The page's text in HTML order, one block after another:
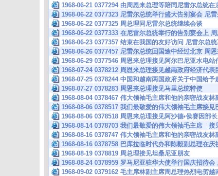
1968-06-21 0377294 由周恩来总理等陪同尼雷尔总统
1968-06-22 0377323 尼雷尔总统举行盛大告别宴会 尼
1968-06-22 0377325 周总理同尼雷尔总统继续会谈
1968-06-22 0377333 在尼雷尔总统举行的告别宴会上
1968-06-23 0377357 结束在我国的友好访问 尼雷尔总
1968-06-26 0377457 尼雷尔总统回国途中经过北京 周
1968-06-29 0377546 周恩来总理接见阿尔巴尼亚水电站
1968-07-24 0378212 周恩来总理接见越南政府经济代表
1968-07-25 0378244 中国和越南两国政府关于中国给
1968-07-27 0378283 周恩来总理接见马里总统特使
1968-08-04 0378467 伟大领袖毛主席和他的亲密战友
1968-08-06 0378517 我们最敬爱的伟大领袖毛主席接
1968-08-06 0378518 周恩来总理接见阿沙德•侯赛因部
1968-08-14 0378703 我们最敬爱的伟大领袖毛主席 接
1968-08-16 0378747 伟大领袖毛主席和他的亲密战友
1968-08-16 0378758 巴库拉临时代办和陈毅副总理在
1968-08-19 0378819 周总理接见坦桑尼亚朋友
1968-08-24 0378959 罗马尼亚驻华大使举行国庆招待
1968-09-02 0379162 毛主席林副主席周总理热烈电贺